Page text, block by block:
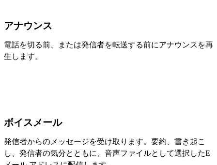
アナウンス
電話を切る前、または発信者を転送する前にアナウンスを再
生します。
ボイスメール
発信者からのメッセージを受け取ります。要約、書き起こ
し、発信者の気分とともに、音声ファイルとして選択したE